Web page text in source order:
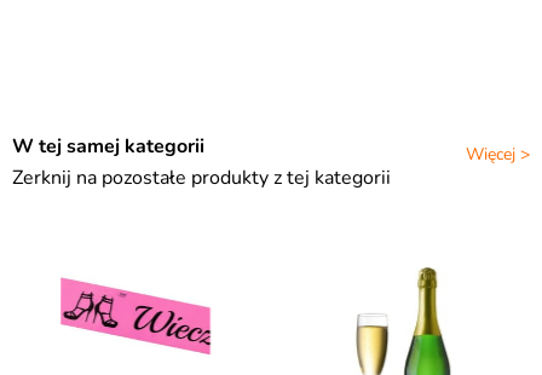
Więcej >
W tej samej kategorii
Zerknij na pozostałe produkty z tej kategorii